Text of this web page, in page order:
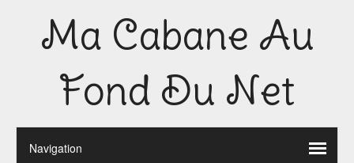
Ma Cabane Au
Fond Du Net